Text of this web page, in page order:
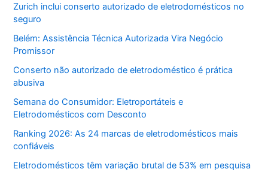
Zurich inclui conserto autorizado de eletrodomésticos no
seguro
Belém: Assistência Técnica Autorizada Vira Negócio
Promissor
Conserto não autorizado de eletrodoméstico é prática
abusiva
Semana do Consumidor: Eletroportáteis e
Eletrodomésticos com Desconto
Ranking 2026: As 24 marcas de eletrodomésticos mais
confiáveis
Eletrodomésticos têm variação brutal de 53% em pesquisa